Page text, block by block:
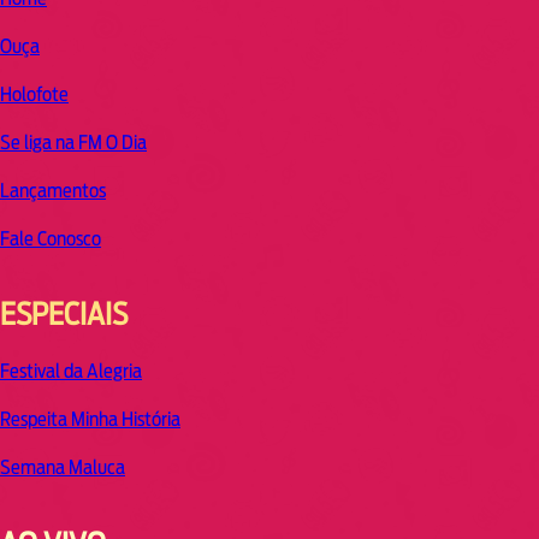
Ouça
Holofote
Se liga na FM O Dia
Lançamentos
Fale Conosco
ESPECIAIS
Festival da Alegria
Respeita Minha História
Semana Maluca